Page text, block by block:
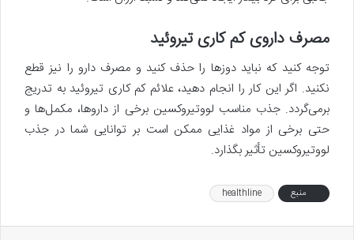
مصرف داروی کم کاری تیروئید
توجه کنید که نباید دوزها را حذف کنید و مصرف دارو را نیز قطع
نکنید. اگر این کار را انجام دهید، علائم کم کاری تیروئید به تدریج
برمی‌گردد. جذب مناسب لووتیروکسین برخی از داروها، مکمل‌ها و
حتی برخی از مواد غذایی ممکن است بر توانایی شما در جذب
لووتیروکسین تأثیر بگذارد.
منبع healthline